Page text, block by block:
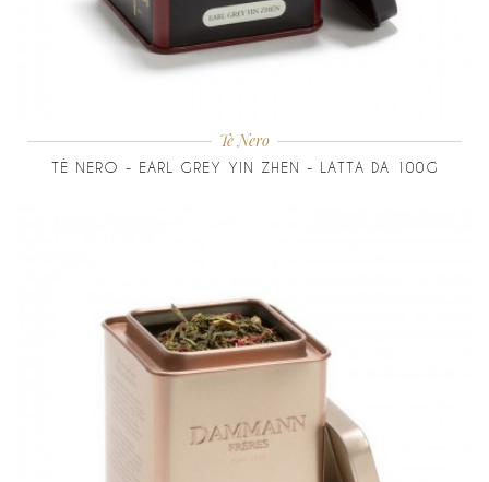
Tè Nero
TÈ NERO - EARL GREY YIN ZHEN - LATTA DA 100G